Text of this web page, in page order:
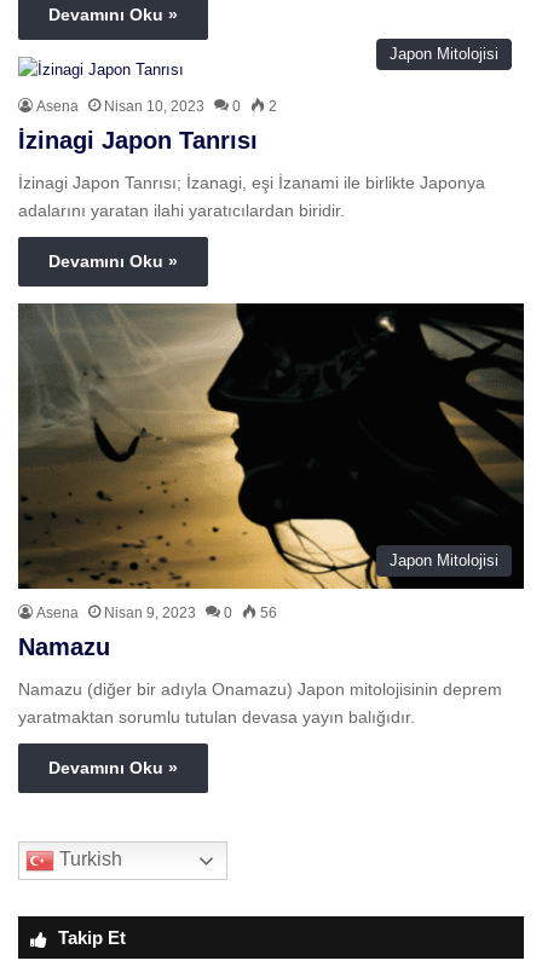
Devamını Oku »
Japon Mitolojisi
Asena Nisan 10, 2023 0 2
İzinagi Japon Tanrısı
İzinagi Japon Tanrısı; İzanagi, eşi İzanami ile birlikte Japonya
adalarını yaratan ilahi yaratıcılardan biridir.
Devamını Oku »
Japon Mitolojisi
Asena Nisan 9, 2023 0 56
Namazu
Namazu (diğer bir adıyla Onamazu) Japon mitolojisinin deprem
yaratmaktan sorumlu tutulan devasa yayın balığıdır.
Devamını Oku »
Turkish
Takip Et